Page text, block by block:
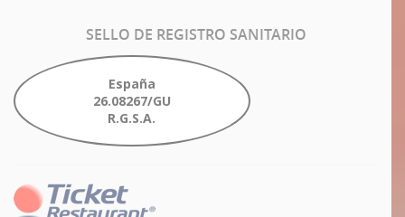
SELLO DE REGISTRO SANITARIO
España
26.08267/GU
R.G.S.A.